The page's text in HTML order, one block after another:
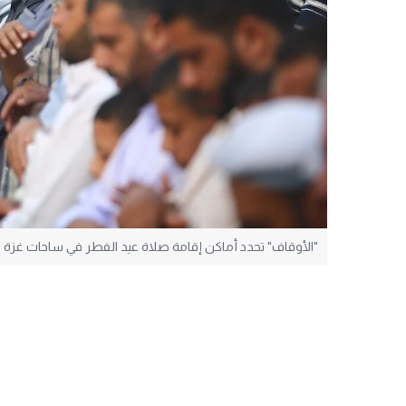
"الأوقاف" تحدد أماكن إقامة صلاة عيد الفطر في ساحات غزة